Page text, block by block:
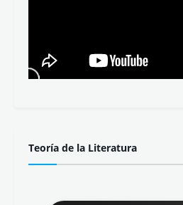
Teoría de la Literatura